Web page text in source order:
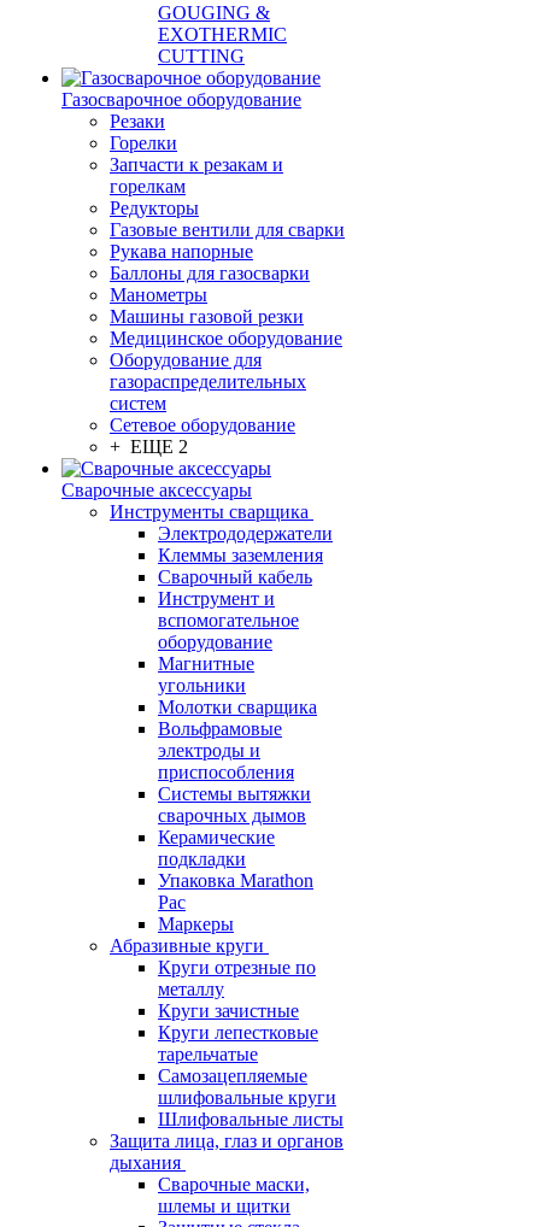
GOUGING &
EXOTHERMIC
CUTTING
Газосварочное оборудование
Резаки
Горелки
Запчасти к резакам и
горелкам
Редукторы
Газовые вентили для сварки
Рукава напорные
Баллоны для газосварки
Манометры
Машины газовой резки
Медицинское оборудование
Оборудование для
газораспределительных
систем
Сетевое оборудование
+ ЕЩЕ 2
Сварочные аксессуары
Инструменты сварщика
Электрододержатели
Клеммы заземления
Сварочный кабель
Инструмент и
вспомогательное
оборудование
Магнитные
угольники
Молотки сварщика
Вольфрамовые
электроды и
приспособления
Системы вытяжки
сварочных дымов
Керамические
подкладки
Упаковка Marathon
Pac
Маркеры
Абразивные круги
Круги отрезные по
металлу
Круги зачистные
Круги лепестковые
тарельчатые
Самозацепляемые
шлифовальные круги
Шлифовальные листы
Защита лица, глаз и органов
дыхания
Сварочные маски,
шлемы и щитки